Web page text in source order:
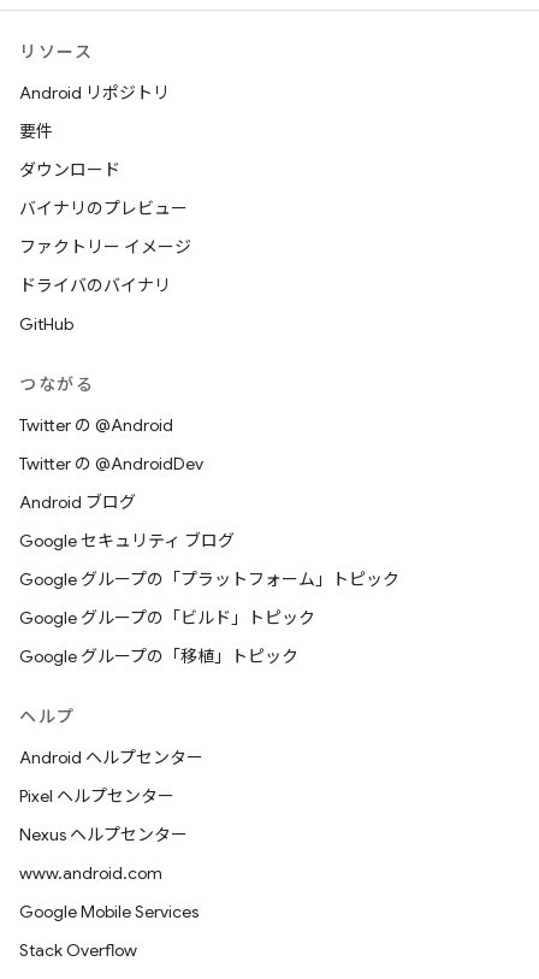
リソース
Android リポジトリ
要件
ダウンロード
バイナリのプレビュー
ファクトリー イメージ
ドライバのバイナリ
GitHub
つながる
Twitter の @Android
Twitter の @AndroidDev
Android ブログ
Google セキュリティ ブログ
Google グループの「プラットフォーム」トピック
Google グループの「ビルド」トピック
Google グループの「移植」トピック
ヘルプ
Android ヘルプセンター
Pixel ヘルプセンター
Nexus ヘルプセンター
www.android.com
Google Mobile Services
Stack Overflow